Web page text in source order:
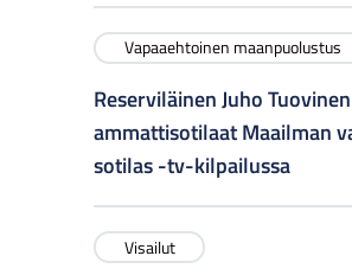
Vapaaehtoinen maanpuolustus
Reserviläinen Juho
ammattisotilaat Maailman
sotilas -tv-kilpailussa
Visailut